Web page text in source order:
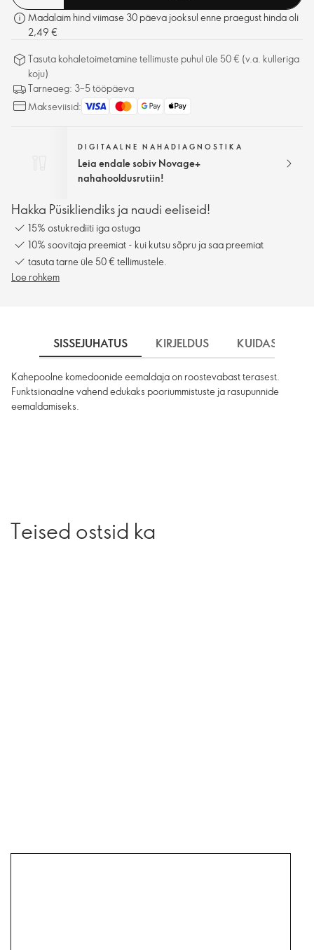
Madalaim hind viimase 30 päeva jooksul enne praegust hinda oli
2,49 €
Tasuta kohaletoimetamine tellimuste puhul üle 50 € (v.a. kulleriga
koju)
Tarneaeg: 3–5 tööpäeva
Makseviisid:
DIGITAALNE NAHADIAGNOSTIKA
Leia endale sobiv Novage+
nahahooldusrutiin!
Hakka Püsikliendiks ja naudi eeliseid!
15% ostukrediiti iga ostuga
10% soovitaja preemiat - kui kutsu sõpru ja saa preemiat
tasuta tarne üle 50 € tellimustele.
Loe rohkem
SISSEJUHATUS KIRJELDUS KUIDAS
Kahepoolne komedoonide eemaldaja on roostevabast terasest.
Funktsionaalne vahend edukaks pooriummistuste ja rasupunnide
eemaldamiseks.
Teised ostsid ka